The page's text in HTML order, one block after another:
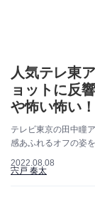
人気テレ東
ョットに反
や怖い怖い！
テレビ東京の田中瞳
感あふれるオフの姿
2022.08.08
宍戸 奏太